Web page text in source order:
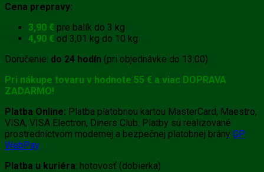
Cena prepravy:
3,90 € pre balík do 3 kg
4,90 € od 3,01 kg do 10 kg
Doručenie: do 24 hodín (pri objednávke do 13:00)
Pri nákupe tovaru v hodnote 55 € a viac DOPRAVA
ZADARMO!
Platba Online: Platba platobnou kartou MasterCard, Maestro,
VISA, VISA Electron, Diners Club. Platby sú realizované
prostredníctvom modernej a bezpečnej platobnej brány GP
WebPay
Platba u kuriéra: hotovosť (dobierka)